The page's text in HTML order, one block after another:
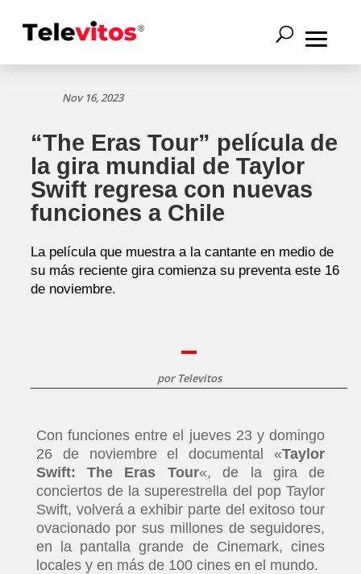
Nov 16, 2023
“The Eras Tour” película de
la gira mundial de Taylor
Swift regresa con nuevas
funciones a Chile
La película que muestra a la cantante en medio de
su más reciente gira comienza su preventa este 16
de noviembre.
por Televitos
Con funciones entre el jueves 23 y domingo
26 de noviembre el documental «Taylor
Swift: The Eras Tour«, de la gira de
conciertos de la superestrella del pop Taylor
Swift, volverá a exhibir parte del exitoso tour
ovacionado por sus millones de seguidores,
en la pantalla grande de Cinemark, cines
locales y en más de 100 cines en el mundo.